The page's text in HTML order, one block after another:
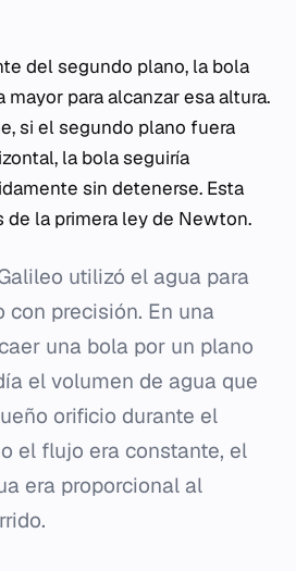
del segundo plano, la bola
mayor para alcanzar esa altura.
si el segundo plano fuera
la bola seguiría
sin detenerse. Esta
de la primera ley de Newton.
utilizó el agua para
precisión. En una
una bola por un plano
el volumen de agua que
orificio durante el
el flujo era constante, el
era proporcional al